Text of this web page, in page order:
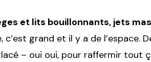
et lits bouillonnants, jets
grand et il y a de l’espace.
– oui oui, pour raffermir tout